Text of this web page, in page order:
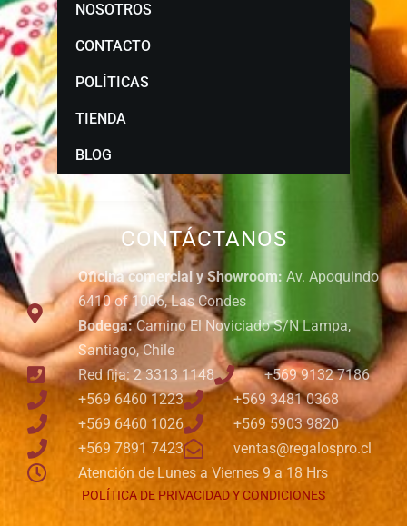
CONTÁCTANOS
Oficina comercial y Showroom: Av. Apoquindo
6410 of 1006, Las Condes
Bodega:Camino El Noviciado S/N Lampa,
Santiago, Chile
Red fija: 2 3313 1148
+569 9132 7186
+569 6460 1223
+569 3481 0368
+569 6460 1026
+569 5903 9820
+569 7891 7423
ventas@regalospro.cl
Atención de Lunes a Viernes 9 a 18 Hrs
POLÍTICA DE PRIVACIDAD Y CONDICIONES
NOSOTROS
CONTACTO
POLÍTICAS
TIENDA
BLOG